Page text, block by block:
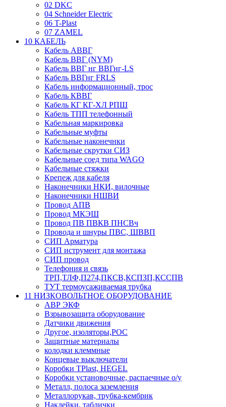
02 DKC
04 Schneider Electric
06 T-Plast
07 ZAMEL
10 КАБЕЛЬ
Кабель АВВГ
Кабель ВВГ (NYM)
Кабель ВВГ нг ВВГнг-LS
Кабель ВВГнг FRLS
Кабель информационный, трос
Кабель КВВГ
Кабель КГ КГ-ХЛ РПШ
Кабель ТПП телефонный
Кабельная маркировка
Кабельные муфты
Кабельные наконечнки
Кабельные скрутки СИЗ
Кабельные соед типа WAGO
Кабельные стяжки
Крепеж для кабеля
Наконечники НКИ, вилочные
Наконечники НШВИ
Провод АПВ
Провод МКЭШ
Провод ПВ ПВКВ ПНСВч
Провода и шнуры ПВС, ШВВП
СИП Арматура
СИП иструмент для монтажа
СИП провод
Телефония и связь
ТРП,ТЛФ,П274,ПКСВ,КСПЗП,КССПВ
ТУТ термоусаживаемая трубка
11 НИЗКОВОЛЬТНОЕ ОБОРУДОВАНИЕ
АВР ЭКФ
Взрывозащита оборудование
Датчики движения
Другое, изоляторы,РОС
Защитные материалы
колодки клеммные
Концевые выключатели
Коробки TPlast, HEGEL
Коробки установочные, распаечные о/у
Металл, полоса заземления
Металлорукав, трубка-кембрик
Наклейки, таблички